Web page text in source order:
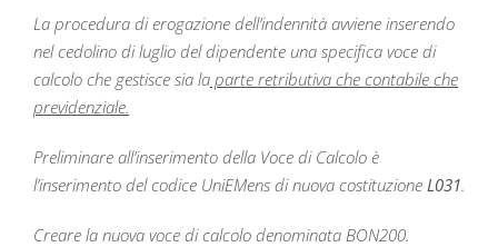
La procedura di erogazione dell’indennità avviene inserendo
nel cedolino di luglio del dipendente una specifica voce di
calcolo che gestisce sia laparte retributiva che contabile che
previdenziale.
Preliminare all’inserimento della Voce di Calcolo è
l’inserimento del codice UniEMens di nuova costituzioneL031.
Creare la nuova voce di calcolo denominata BON200.